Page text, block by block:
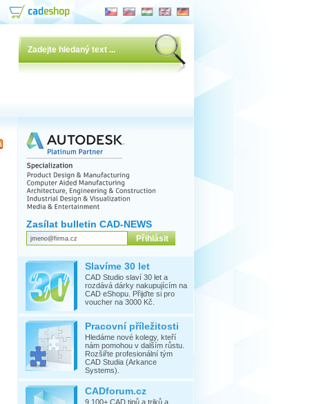
Zasílat bulletin CAD-NEWS
Slavíme 30 let
CAD Studio slaví 30 let a
rozdává dárky nakupujícím na
CAD eShopu. Přijďte si pro
voucher na 3000 Kč.
Pracovní příležitosti
Hledáme nové kolegy, kteří
nám pomohou v dalším růstu.
Rozšiřte profesionální tým
CAD Studia (Arkance
Systems).
CADforum.cz
9.100+ CAD tipů a triků a